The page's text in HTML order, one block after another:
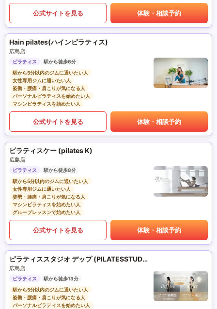
公式サイトを見る 体験・相談予約
Hain pilates(ハインピラティス)
広島店
ピラティス
駅から徒歩6分
駅から5分以内のジムに通いたい人
女性専用ジムに通いたい人
姿勢・腰痛・肩こりが気になる人
パーソナルピラティスを始めたい人
マシンピラティスを始めたい人
公式サイトを見る 体験・相談予約
ピラティスケー (pilates K)
広島店
ピラティス
駅から徒歩8分
駅から5分以内のジムに通いたい人
女性専用ジムに通いたい人
姿勢・腰痛・肩こりが気になる人
マシンピラティスを始めたい人
グループレッスンで始めたい人
公式サイトを見る 体験・相談予約
ピラティススタジオ デップ (PILATESSTUDIO DEP)
広島店
ピラティス
駅から徒歩13分
駅から5分以内のジムに通いたい人
姿勢・腰痛・肩こりが気になる人
パーソナルピラティスを始めたい人